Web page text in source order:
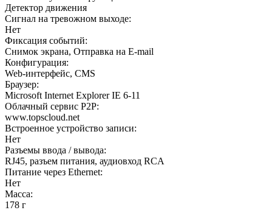
Детектор движения
Сигнал на тревожном выходе:
Нет
Фиксация событий:
Снимок экрана, Отправка на E-mail
Конфигурация:
Web-интерфейс, CMS
Браузер:
Microsoft Internet Explorer IE 6-11
Облачный сервис P2P:
www.topscloud.net
Встроенное устройство записи:
Нет
Разъемы ввода / вывода:
RJ45, разъем питания, аудиовход RCA
Питание через Ethernet:
Нет
Масса:
178 г